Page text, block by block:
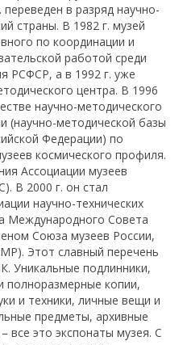
в разряд научно-
страны. В 1982 г. музей
по координации и
работой среди
РСФСР, а в 1992 г. уже
центра. В 1996
научно-методического
(научно-методической базы
Федерации) по
космического профиля.
Ассоциации музеев
В 2000 г. он стал
научно-технических
Международного Совета
Союза музеев России,
Этот славный перечень
Уникальные подлинники,
полноразмерные копии,
и техники, личные вещи и
предметы, архивные
все это экспонаты музея. С